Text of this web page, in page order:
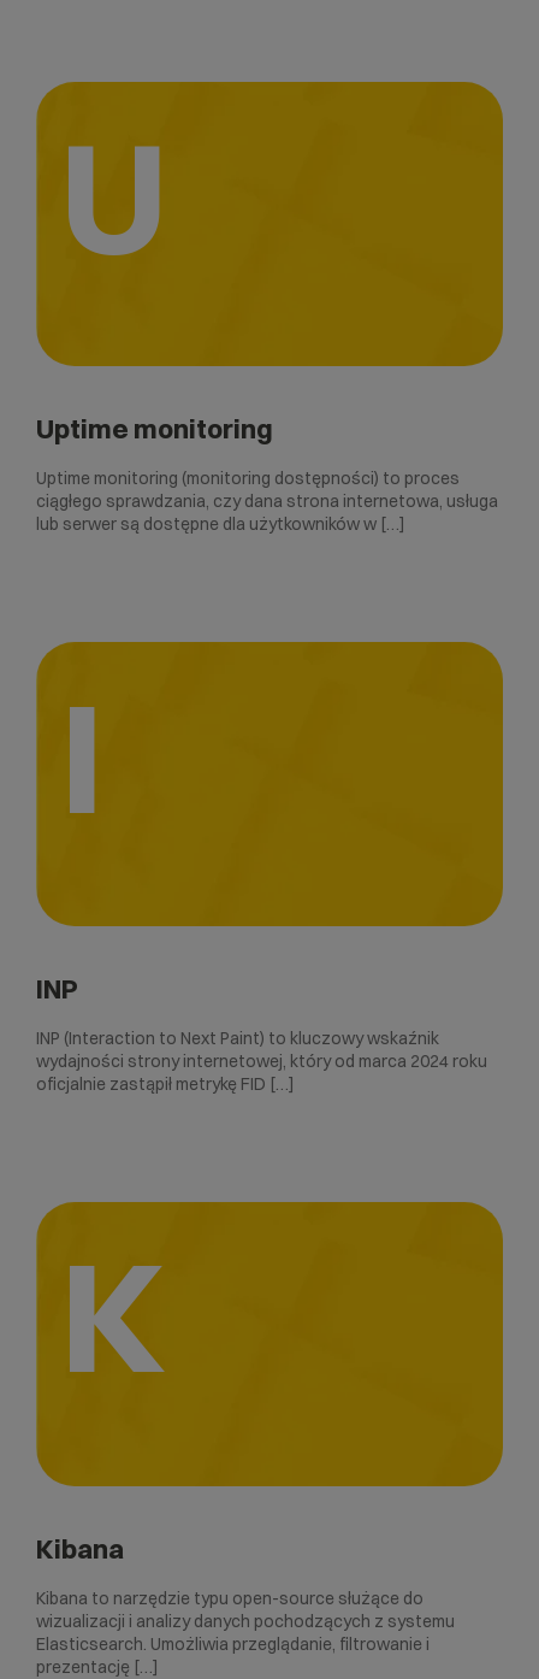
U
Uptime monitoring
Uptime monitoring (monitoring dostępności) to proces
ciągłego sprawdzania, czy dana strona internetowa, usługa
lub serwer są dostępne dla użytkowników w […]
I
INP
INP (Interaction to Next Paint) to kluczowy wskaźnik
wydajności strony internetowej, który od marca 2024 roku
oficjalnie zastąpił metrykę FID […]
K
Kibana
Kibana to narzędzie typu open-source służące do
wizualizacji i analizy danych pochodzących z systemu
Elasticsearch. Umożliwia przeglądanie, filtrowanie i
prezentację […]